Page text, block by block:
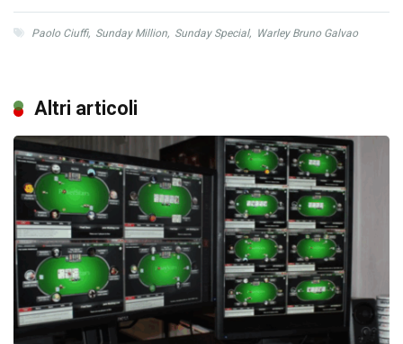
Paolo Ciuffi, Sunday Million, Sunday Special, Warley Bruno Galvao
Altri articoli